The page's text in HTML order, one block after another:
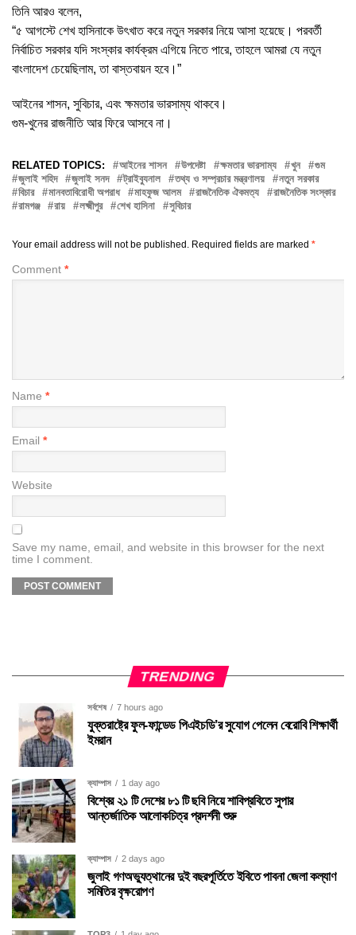
তিনি আরও বলেন,
“৫ আগস্টে শেখ হাসিনাকে উৎখাত করে নতুন সরকার নিয়ে আসা হয়েছে। পরবর্তী
নির্বাচিত সরকার যদি সংস্কার কার্যক্রম এগিয়ে নিতে পারে, তাহলে আমরা যে নতুন
বাংলাদেশ চেয়েছিলাম, তা বাস্তবায়ন হবে।”
আইনের শাসন, সুবিচার, এবং ক্ষমতার ভারসাম্য থাকবে।
গুম-খুনের রাজনীতি আর ফিরে আসবে না।
RELATED TOPICS: আইনের শাসন উপদেষ্টা ক্ষমতার ভারসাম্য খুন
গুম
জুলাই শহিদ
জুলাই সনদ ট্রাইব্যুনাল তথ্য ও সম্প্রচার মন্ত্রণালয়
নতুন সরকার
বিচার
মানবতাবিরোধী অপরাধ মাহফুজ আলম রাজনৈতিক ঐকমত্য
রাজনৈতিক সংস্কার
রামগঞ্জ
রায় লক্ষ্মীপুর শেখ হাসিনা সুবিচার
Your email address will not be published. Required fields are marked *
Comment *
Name *
Email *
Website
Save my name, email, and website in this browser for the next
time I comment.
TRENDING
সর্বশেষ 7 hours ago
যুক্তরাষ্ট্রে ফুল-ফান্ডেড পিএইচডি’র সুযোগ পেলেন বেরোবি শিক্ষার্থী
ইমরান
ক্যাম্পাস 1 day ago
বিশ্বের ২১ টি দেশের ৮১ টি ছবি নিয়ে শাবিপ্রবিতে সুপার
আন্তর্জাতিক আলোকচিত্র প্রদর্শনী শুরু
ক্যাম্পাস 2 days ago
জুলাই গণঅভ্যুত্থানের দুই বছরপূর্তিতে ইবিতে পাবনা জেলা কল্যাণ
সমিতির বৃক্ষরোপণ